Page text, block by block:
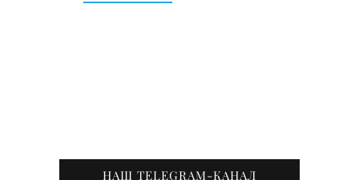
НАШ TELEGRAM-КАНАЛ